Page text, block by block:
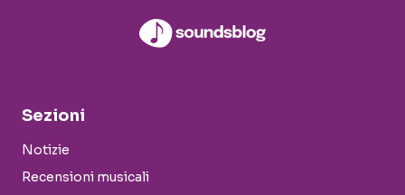
Sezioni
Notizie
Recensioni musicali